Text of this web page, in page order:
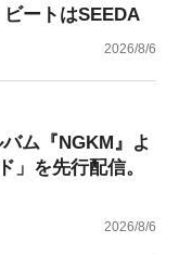
ートはSEEDA
2026/8/6
ム『NGKM』よ
」を先行配信。
2026/8/6